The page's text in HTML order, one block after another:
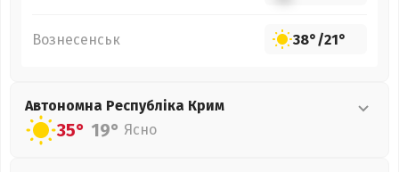
Вознесенськ 38°/21°
Автономна Республіка Крим
35° 19° Ясно